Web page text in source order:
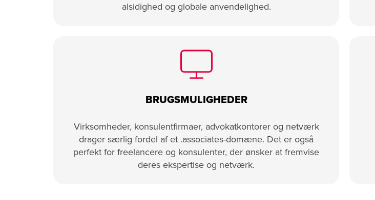
alsidighed og globale anvendelighed.
BRUGSMULIGHEDER
Virksomheder, konsulentfirmaer, advokatkontorer og netværk
drager særlig fordel af et .associates-domæne. Det er også
perfekt for freelancere og konsulenter, der ønsker at fremvise
deres ekspertise og netværk.